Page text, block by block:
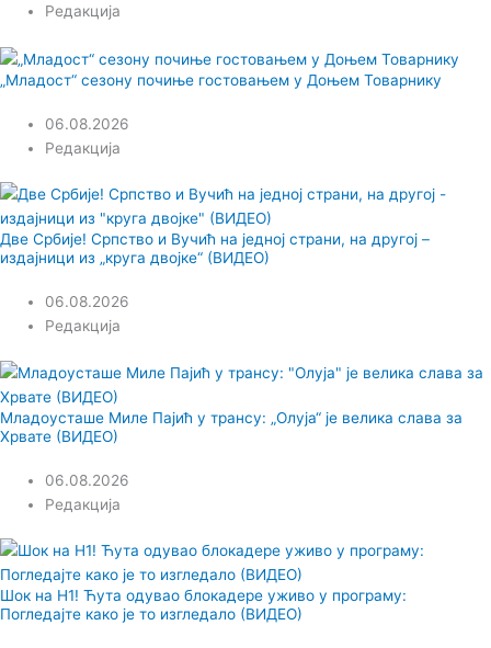
Редакција
„Младост“ сезону почиње гостовањем у Доњем Товарнику
06.08.2026
Редакција
Две Србије! Српство и Вучић на једној страни, на другој –
издајници из „круга двојке“ (ВИДЕО)
06.08.2026
Редакција
Младоусташе Миле Пајић у трансу: „Олуја“ је велика слава за
Хрвате (ВИДЕО)
06.08.2026
Редакција
Шок на Н1! Ћута одувао блокадере уживо у програму:
Погледајте како је то изгледало (ВИДЕО)